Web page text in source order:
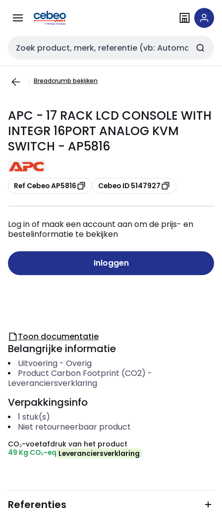
naar
naar
Zoekveld invoer
Breadcrumb bekijken
APC - 17 RACK LCD CONSOLE WITH
INTEGR 16PORT ANALOG KVM
SWITCH - AP5816
Kopiëren
Ref Cebeo AP5816 Kopiëren
Cebeo ID 5147927
Log in of maak een account aan om de prijs- en
bestelinformatie te bekijken
Inloggen
Toon documentatie
Belangrijke informatie
Uitvoering- Overig
Product Carbon Footprint (CO2) -
Leveranciersverklaring
Verpakkingsinfo
1 stuk(s)
Niet retourneerbaar product
CO₂-voetafdruk van het product
49 Kg CO₂-eq Leveranciersverklaring
Referenties